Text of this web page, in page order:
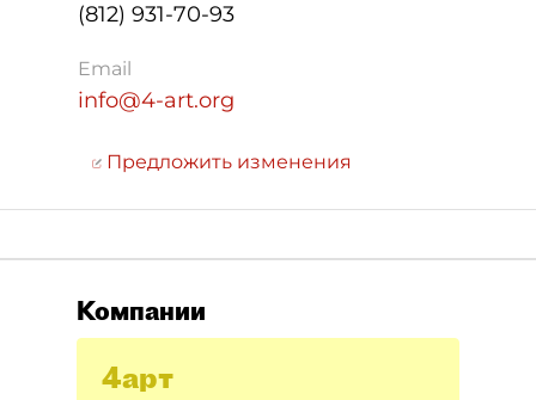
(812) 931-70-93
Email
info@4-art.org
Предложить изменения
Компании
4арт